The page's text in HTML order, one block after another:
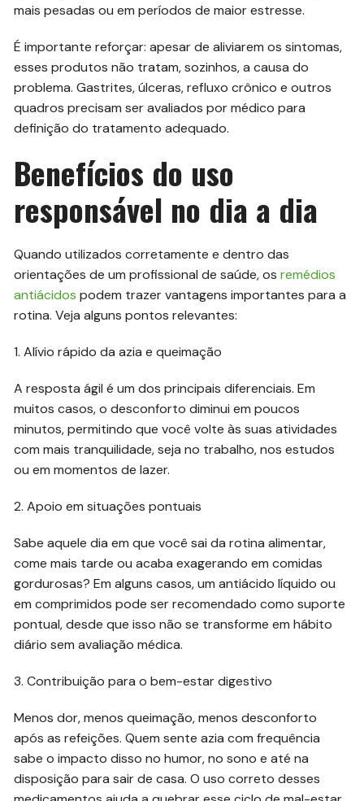
mais pesadas ou em períodos de maior estresse.
É importante reforçar: apesar de aliviarem os sintomas,
esses produtos não tratam, sozinhos, a causa do
problema. Gastrites, úlceras, refluxo crônico e outros
quadros precisam ser avaliados por médico para
definição do tratamento adequado.
Benefícios do uso
responsável no dia a dia
Quando utilizados corretamente e dentro das
orientações de um profissional de saúde, osremédios
antiácidos podem trazer vantagens importantes para a
rotina. Veja alguns pontos relevantes:
1. Alívio rápido da azia e queimação
A resposta ágil é um dos principais diferenciais. Em
muitos casos, o desconforto diminui em poucos
minutos, permitindo que você volte às suas atividades
com mais tranquilidade, seja no trabalho, nos estudos
ou em momentos de lazer.
2. Apoio em situações pontuais
Sabe aquele dia em que você sai da rotina alimentar,
come mais tarde ou acaba exagerando em comidas
gordurosas? Em alguns casos, um antiácido líquido ou
em comprimidos pode ser recomendado como suporte
pontual, desde que isso não se transforme em hábito
diário sem avaliação médica.
3. Contribuição para o bem-estar digestivo
Menos dor, menos queimação, menos desconforto
após as refeições. Quem sente azia com frequência
sabe o impacto disso no humor, no sono e até na
disposição para sair de casa. O uso correto desses